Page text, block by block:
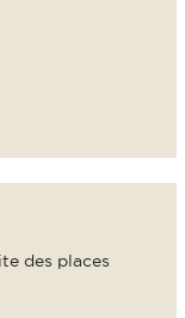
des places